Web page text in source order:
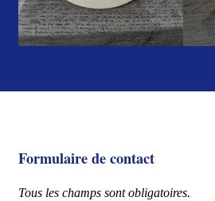
Formulaire de contact
Tous les champs sont obligatoires.